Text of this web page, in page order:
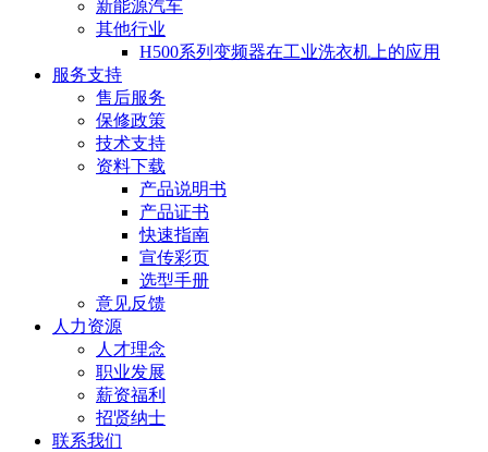
新能源汽车
其他行业
H500系列变频器在工业洗衣机上的应用
服务支持
售后服务
保修政策
技术支持
资料下载
产品说明书
产品证书
快速指南
宣传彩页
选型手册
意见反馈
人力资源
人才理念
职业发展
薪资福利
招贤纳士
联系我们